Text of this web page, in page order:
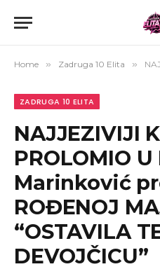
Home » Zadruga 10 Elita »
ZADRUGA 10 ELITA
NAJJEZIVIJI
PROLOMIO
Marinković
ROĐENOJ
“OSTAVILA
DEVOJČICU”